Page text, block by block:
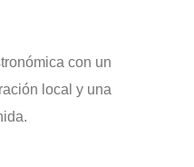
con un
local y una